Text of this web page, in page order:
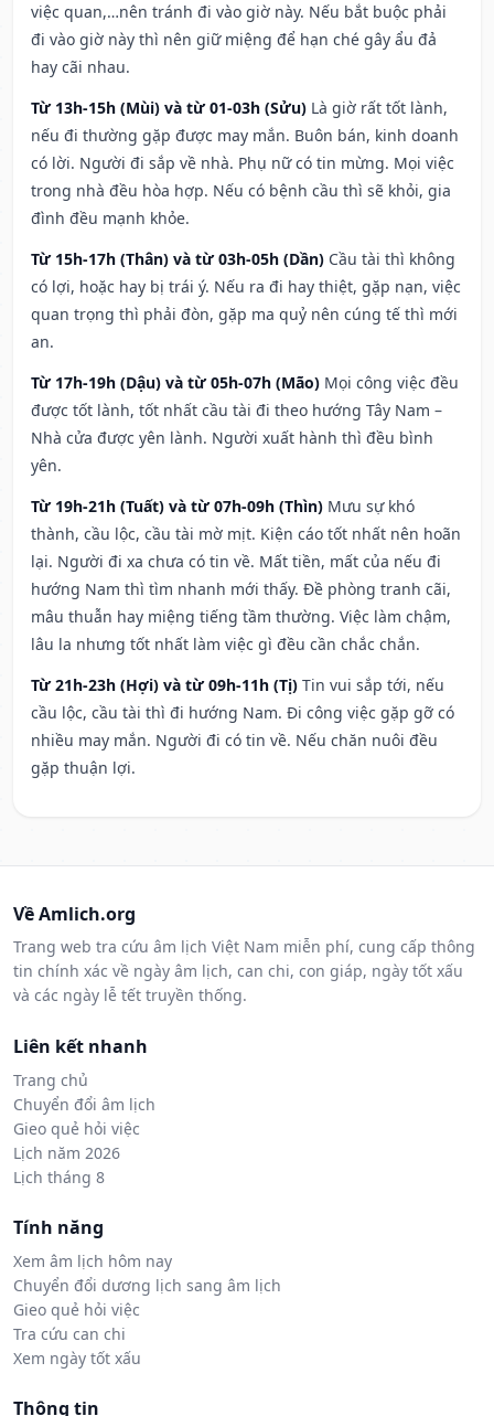
việc quan,…nên tránh đi vào giờ này. Nếu bắt buộc phải
đi vào giờ này thì nên giữ miệng để hạn ché gây ẩu đả
hay cãi nhau.
Từ 13h-15h (Mùi) và từ 01-03h (Sửu) Là giờ rất tốt lành,
nếu đi thường gặp được may mắn. Buôn bán, kinh doanh
có lời. Người đi sắp về nhà. Phụ nữ có tin mừng. Mọi việc
trong nhà đều hòa hợp. Nếu có bệnh cầu thì sẽ khỏi, gia
đình đều mạnh khỏe.
Từ 15h-17h (Thân) và từ 03h-05h (Dần) Cầu tài thì không
có lợi, hoặc hay bị trái ý. Nếu ra đi hay thiệt, gặp nạn, việc
quan trọng thì phải đòn, gặp ma quỷ nên cúng tế thì mới
an.
Từ 17h-19h (Dậu) và từ 05h-07h (Mão) Mọi công việc đều
được tốt lành, tốt nhất cầu tài đi theo hướng Tây Nam –
Nhà cửa được yên lành. Người xuất hành thì đều bình
yên.
Từ 19h-21h (Tuất) và từ 07h-09h (Thìn) Mưu sự khó
thành, cầu lộc, cầu tài mờ mịt. Kiện cáo tốt nhất nên hoãn
lại. Người đi xa chưa có tin về. Mất tiền, mất của nếu đi
hướng Nam thì tìm nhanh mới thấy. Đề phòng tranh cãi,
mâu thuẫn hay miệng tiếng tầm thường. Việc làm chậm,
lâu la nhưng tốt nhất làm việc gì đều cần chắc chắn.
Từ 21h-23h (Hợi) và từ 09h-11h (Tị) Tin vui sắp tới, nếu
cầu lộc, cầu tài thì đi hướng Nam. Đi công việc gặp gỡ có
nhiều may mắn. Người đi có tin về. Nếu chăn nuôi đều
gặp thuận lợi.
Về Amlich.org
Trang web tra cứu âm lịch Việt Nam miễn phí, cung cấp thông
tin chính xác về ngày âm lịch, can chi, con giáp, ngày tốt xấu
và các ngày lễ tết truyền thống.
Liên kết nhanh
Trang chủ
Chuyển đổi âm lịch
Gieo quẻ hỏi việc
Lịch năm 2026
Lịch tháng 8
Tính năng
Xem âm lịch hôm nay
Chuyển đổi dương lịch sang âm lịch
Gieo quẻ hỏi việc
Tra cứu can chi
Xem ngày tốt xấu
Thông tin